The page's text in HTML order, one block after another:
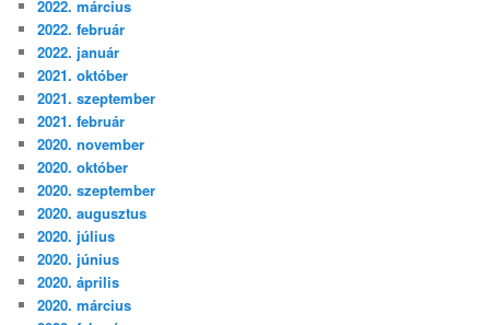
2022. március
2022. február
2022. január
2021. október
2021. szeptember
2021. február
2020. november
2020. október
2020. szeptember
2020. augusztus
2020. július
2020. június
2020. április
2020. március